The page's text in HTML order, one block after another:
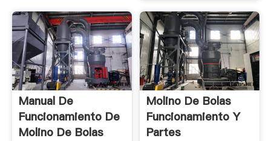
Manual De
Funcionamiento De
Molino De Bolas
Molino De Bolas
Funcionamiento Y
Partes